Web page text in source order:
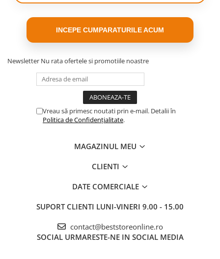
Cablu de
alimentare de
Acesta ofera o arie
de pana la 7.6 m
Aspirator fara
INCEPE CUMPARATURILE ACUM
Newsletter Nu rata ofertele si promotiile noastre
Vreau să primesc noutati prin e-mail. Detalii în
Politica de Confidențialitate.
MAGAZINUL MEU
CLIENTI
DATE COMERCIALE
SUPORT CLIENTI LUNI-VINERI 9.00 - 15.00
contact@beststoreonline.ro
SOCIAL URMARESTE-NE IN SOCIAL MEDIA